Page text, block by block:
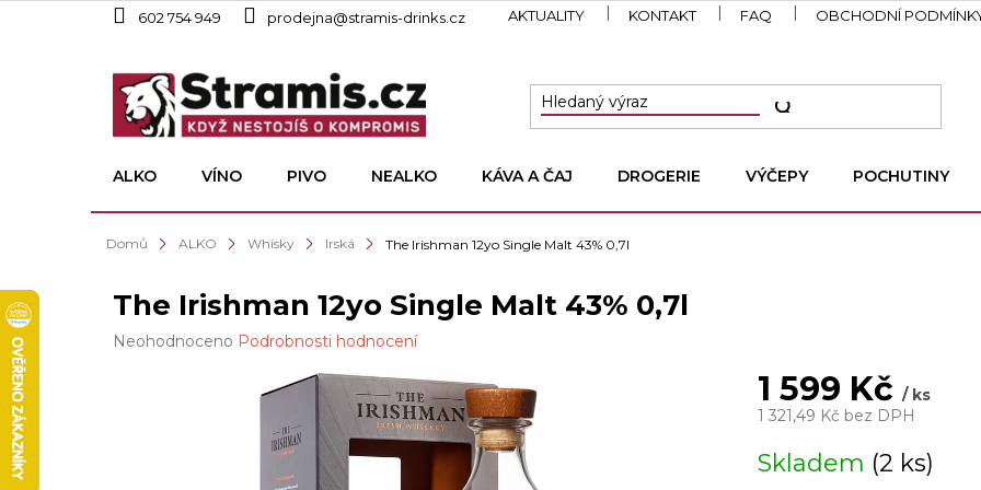
602 754 949 prodejna@stramis-drinks.cz AKTUALITY KONTAKT FAQ OBCHODNÍ
ALKO VÍNO PIVO NEALKO KÁVA A ČAJ DROGERIE VÝČEPY POCHUTINY
Domů ALKO Whisky Irská The Irishman 12yo Single Malt 43% 0,7l
The Irishman 12yo Single Malt 43% 0,7l
Průměrné
Neohodnoceno Podrobnosti hodnocení
1 599 Kč/ ks
1 321,49 Kč bez DPH
cena:
Skladem (2 ks)